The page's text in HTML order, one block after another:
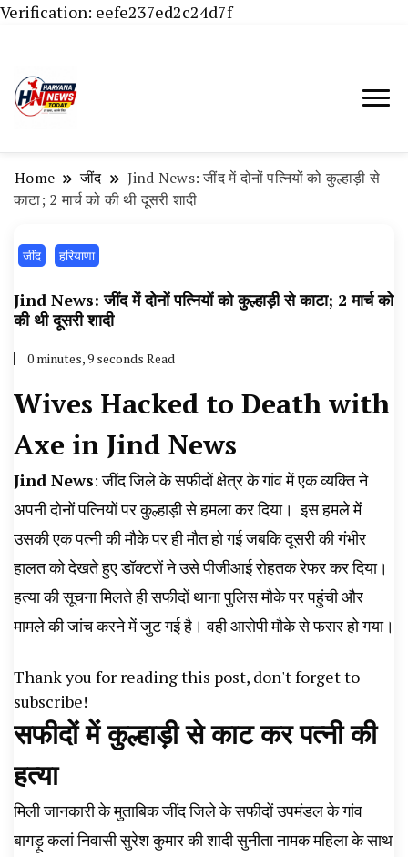
Verification: eefe237ed2c24d7f
हांसी, जींद और हरियाणा की ताजा खबरें
Haryana News Today, Haryana Live, Live
चैनल, Haryana News Today, Latest News
Hisar, Hisar Breaking News, Hansi News
News Live, Hansi News Live, Haryana ki
Taaja Khabar, Haryana Crime News Today,
Weather Update in Haryana, Weather Alert
Haryana Police Fir, Haryana Portet Update
News, Student Portest News, Kisan Protest
News, AHN News, Abtak Haryana News,
Home ‌जींद
Jind News: जींद में दोनों पत्नियों को कुल्हाड़ी से
काटा; 2 मार्च को की थी दूसरी शादी
‌जींद हरियाणा
Jind News: जींद में दोनों पत्नियों को कुल्हाड़ी से काटा; 2 मार्च को
की थी दूसरी शादी
0 minutes, 9 seconds Read
Wives Hacked to Death with
Axe in Jind News
Jind News: जींद जिले के सफीदों क्षेत्र के गांव में एक व्यक्ति ने
अपनी दोनों पत्नियों पर कुल्हाड़ी से हमला कर दिया। ‌ इस हमले में
उसकी एक पत्नी की मौके पर ही मौत हो गई जबकि दूसरी की गंभीर
हालत को देखते हुए डॉक्टरों ने उसे पीजीआई रोहतक रेफर कर दिया।
हत्या की सूचना मिलते ही सफीदों थाना पुलिस मौके पर पहुंची और
मामले की जांच करने में जुट गई है। वही आरोपी मौके से फरार हो गया।
Thank you for reading this post, don't forget to
subscribe!
सफीदों में कुल्हाड़ी से काट कर पत्नी की
हत्या
मिली जानकारी के मुताबिक जींद जिले के सफीदों उपमंडल के गांव
बागड़ू कलां निवासी सुरेश कुमार की शादी सुनीता नामक महिला के साथ